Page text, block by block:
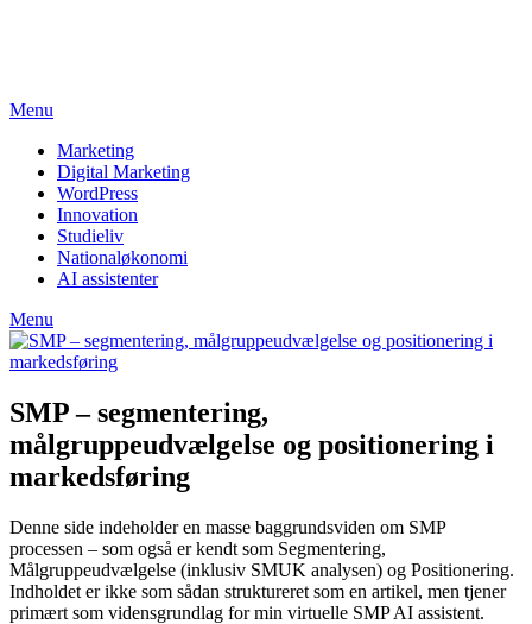
Menu
Marketing
Digital Marketing
WordPress
Innovation
Studieliv
Nationaløkonomi
AI assistenter
Menu
SMP – segmentering,
målgruppeudvælgelse og positionering i
markedsføring
Denne side indeholder en masse baggrundsviden om SMP
processen – som også er kendt som Segmentering,
Målgruppeudvælgelse (inklusiv SMUK analysen) og Positionering.
Indholdet er ikke som sådan struktureret som en artikel, men tjener
primært som vidensgrundlag for min virtuelle SMP AI assistent.